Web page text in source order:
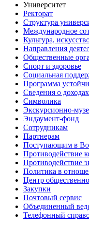
Университет
Ректорат
Структура
Международное
Культура,
Направления
Общественные
Спорт и здоровье
Социальная
Программа
Сведения о доходах
Символика
Экскурсионно-
Эндаумент-фонд
Сотрудникам
Партнерам
Поступающим в
Противодействие
Противодействие
Политика в
Центр
Закупки
Почтовый сервис
Объединенный
Телефонный